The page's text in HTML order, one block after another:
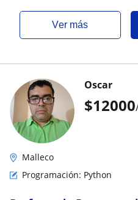
ver más
$12000
Oscar
Malleco
Programación: Python